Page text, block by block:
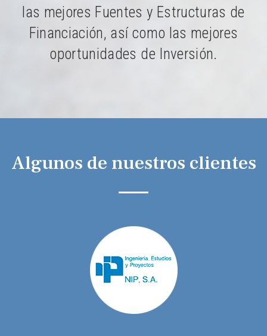
las mejores Fuentes y Estructuras de
Financiación, así como las mejores
oportunidades de Inversión.
Algunos de nuestros clientes